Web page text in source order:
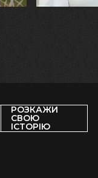
РОЗКАЖИ
СВОЮ
ІСТОРІЮ